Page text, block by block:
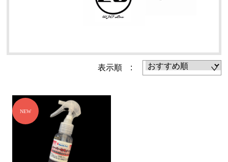
3種類のPHシャンプーのご提案【研究開発商品】
ナノシルバーコーティングNSF
【№999e“F”】ナノカーボン超耐久コーティング
【№320“F”】ナノカーボンコーティング犠牲被膜復元コ
ーティング剤 特許取得済み
表示順 :